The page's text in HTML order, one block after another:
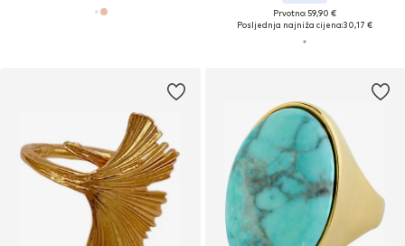
Prvotno: 59,90 €
Posljednja najniža cijena:30,17 €